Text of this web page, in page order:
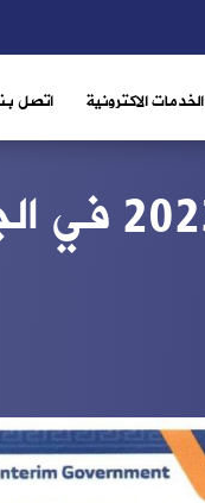
الخدمات الاكترونية اتصل
التقويم